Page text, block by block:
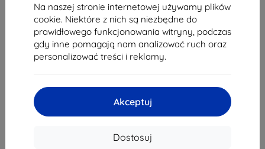
Na naszej stronie internetowej używamy plików
cookie. Niektóre z nich są niezbędne do
prawidłowego funkcjonowania witryny, podczas
gdy inne pomagają nam analizować ruch oraz
personalizować treści i reklamy.
Akceptuj
Dostosuj
1